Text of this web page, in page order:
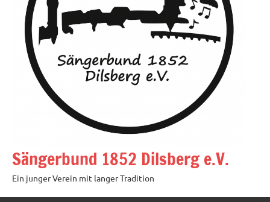
Sängerbund 1852 Dilsberg e.V.
Ein junger Verein mit langer Tradition